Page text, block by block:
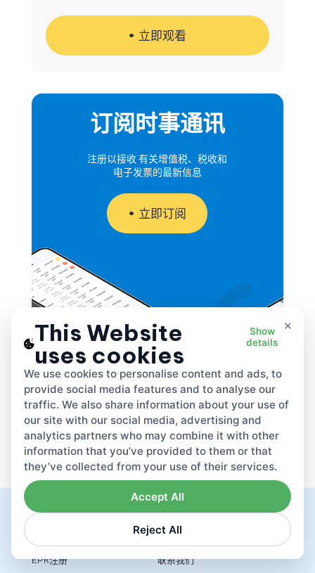
立即观看
订阅时事通讯
注册以接收 有关增值税、税收和
电子发票的最新信息
立即订阅
EPR注册
公司
联系我们
×
This Website
uses cookies
Show
details
We use cookies to personalise content and ads, to
provide social media features and to analyse our
traffic. We also share information about your use of
our site with our social media, advertising and
analytics partners who may combine it with other
information that you’ve provided to them or that
they’ve collected from your use of their services.
Reject All
Accept All